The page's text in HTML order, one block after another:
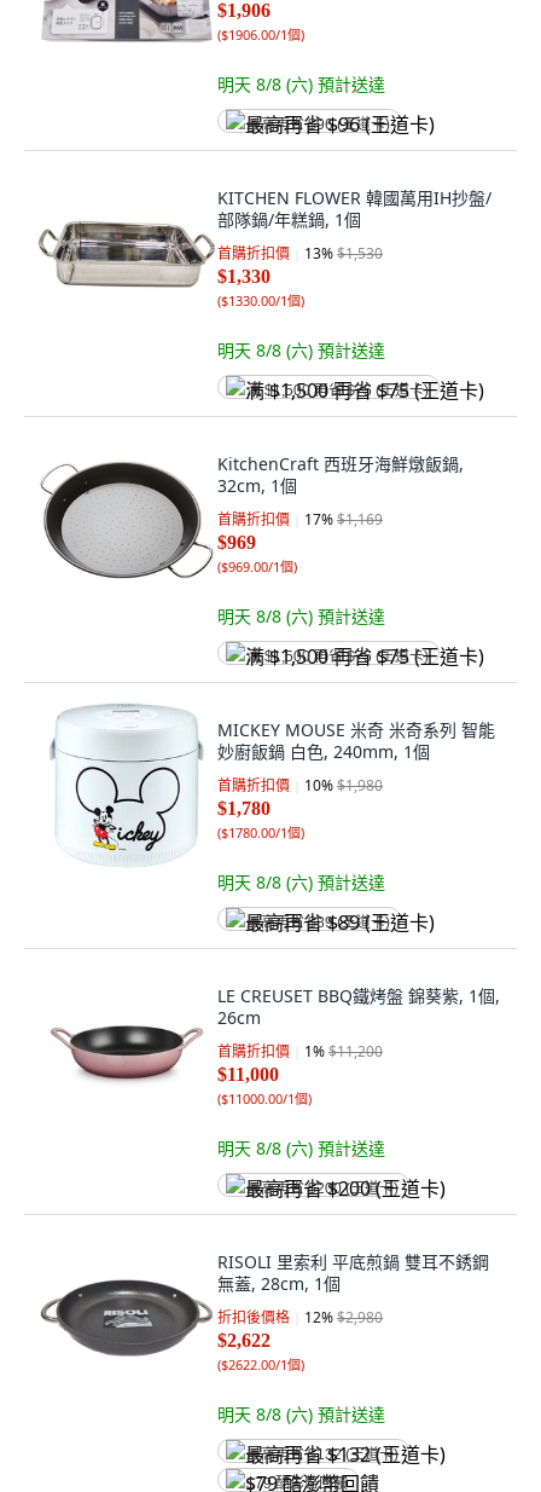
$1,906
($1906.00/1個)
明天 8/8 (六) 預計送達
最高再省 $96 (王道卡)
KITCHEN FLOWER 韓國萬用IH抄盤/
部隊鍋/年糕鍋, 1個
首購折扣價 13%$1,530
$1,330
($1330.00/1個)
明天 8/8 (六) 預計送達
满 $1,500 再省 $75 (王道卡)
KitchenCraft 西班牙海鮮燉飯鍋,
32cm, 1個
首購折扣價 17%$1,169
$969
($969.00/1個)
明天 8/8 (六) 預計送達
满 $1,500 再省 $75 (王道卡)
MICKEY MOUSE 米奇 米奇系列 智能
妙廚飯鍋 白色, 240mm, 1個
首購折扣價 10%$1,980
$1,780
($1780.00/1個)
明天 8/8 (六) 預計送達
最高再省 $89 (王道卡)
LE CREUSET BBQ鐵烤盤 錦葵紫, 1個,
26cm
首購折扣價 1%$11,200
$11,000
($11000.00/1個)
明天 8/8 (六) 預計送達
最高再省 $200 (王道卡)
RISOLI 里索利 平底煎鍋 雙耳不銹鋼
無蓋, 28cm, 1個
折扣後價格 12%$2,980
$2,622
($2622.00/1個)
明天 8/8 (六) 預計送達
最高再省 $132 (王道卡)
$79 酷澎幣回饋